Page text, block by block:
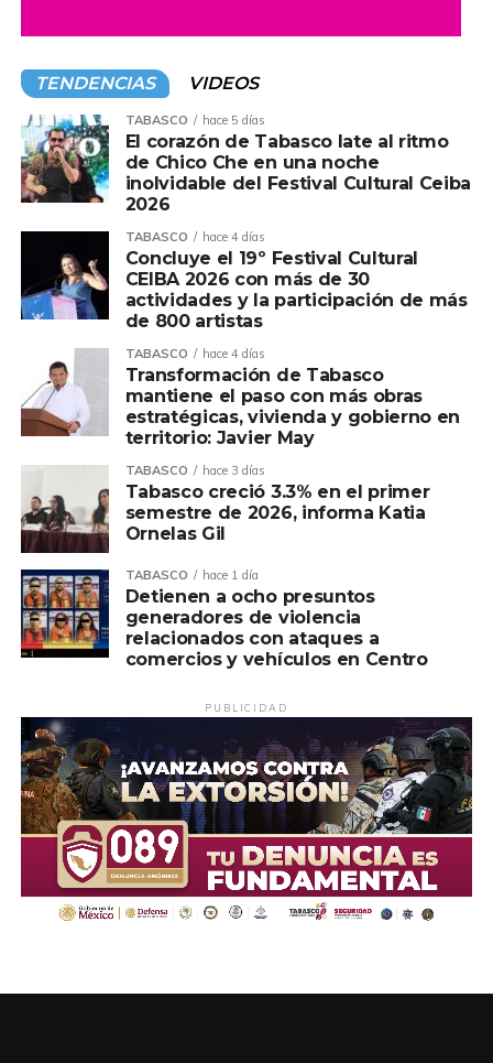
TENDENCIAS VIDEOS
TABASCO hace 5 días
El corazón de Tabasco late al ritmo
de Chico Che en una noche
inolvidable del Festival Cultural Ceiba
2026
TABASCO hace 4 días
Concluye el 19º Festival Cultural
CEIBA 2026 con más de 30
actividades y la participación de más
de 800 artistas
TABASCO hace 4 días
Transformación de Tabasco
mantiene el paso con más obras
estratégicas, vivienda y gobierno en
territorio: Javier May
TABASCO hace 3 días
Tabasco creció 3.3% en el primer
semestre de 2026, informa Katia
Ornelas Gil
TABASCO hace 1 día
Detienen a ocho presuntos
generadores de violencia
relacionados con ataques a
comercios y vehículos en Centro
PUBLICIDAD